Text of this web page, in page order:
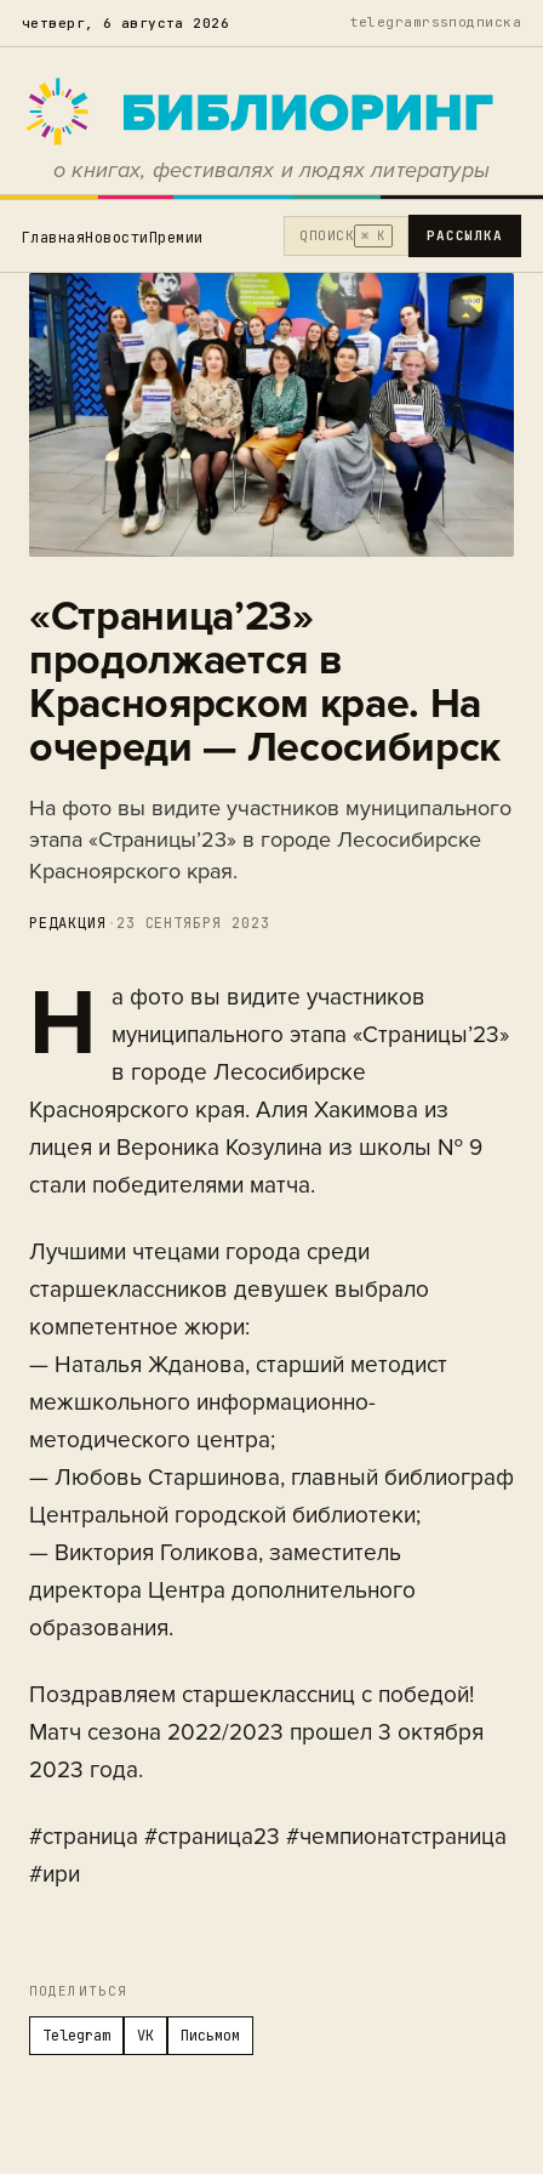
четверг, 6 августа 2026 telegramrssподписка
о книгах, фестивалях и людях литературы
ГлавнаяНовостиПремии Q ПОИСК ⌘ K РАССЫЛКА
«Страница’23»
продолжается в
Красноярском крае. На
очереди — Лесосибирск
На фото вы видите участников муниципального
этапа «Страницы’23» в городе Лесосибирске
Красноярского края.
РЕДАКЦИЯ · 23 СЕНТЯБРЯ 2023
Н
а фото вы видите участников
муниципального этапа «Страницы’23»
в городе Лесосибирске
Красноярского края. Алия Хакимова из
лицея и Вероника Козулина из школы № 9
стали победителями матча.
Лучшими чтецами города среди
старшеклассников девушек выбрало
компетентное жюри:
— Наталья Жданова, старший методист
межшкольного информационно-
методического центра;
— Любовь Старшинова, главный библиограф
Центральной городской библиотеки;
— Виктория Голикова, заместитель
директора Центра дополнительного
образования.
Поздравляем старшеклассниц с победой!
Матч сезона 2022/2023 прошел 3 октября
2023 года.
#страница #страница23 #чемпионатстраница
#ири
ПОДЕЛИТЬСЯ
Telegram VK Письмом